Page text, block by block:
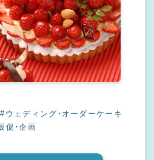
#ウェディング・オーダーケーキ
促・企画